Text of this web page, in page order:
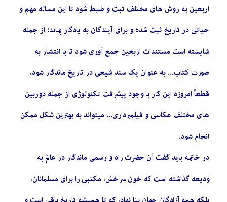
اربعین به روش های مختلف ثبت و ضبط شود تا این مساله مهم و
حیاتی در تاریخ ثبت شده و برای آیندگان به یادگار بماند؛ از جمله
شایسته است مستندات اربعین جمع آوری شود تا با انتشار به
صورت کتاب... به عنوان یک سند شیعی در تاریخ ماندگار شود،
قطعاً امروزه این کار با وجود پیشرفت تکنولوژی از جمله دوربین
های مختلف عکاسی و فیلمبرداری... میتواند به بهترین شکل ممکن
انجام شود.
در خاتمه باید گفت آن حضرت راه و رسمى ماندگار در عالم به
ودیعه گذاشته است که خون سرخش، مكتبى را براى مسلمانان،